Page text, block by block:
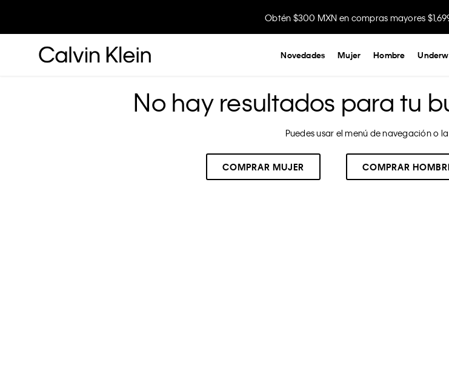
Obtén $300 MXN en compras mayores
Novedades Mujer Hombre
No hay resultados para tu
Puedes usar el menú de navegación o
COMPRAR MUJER COMPRAR